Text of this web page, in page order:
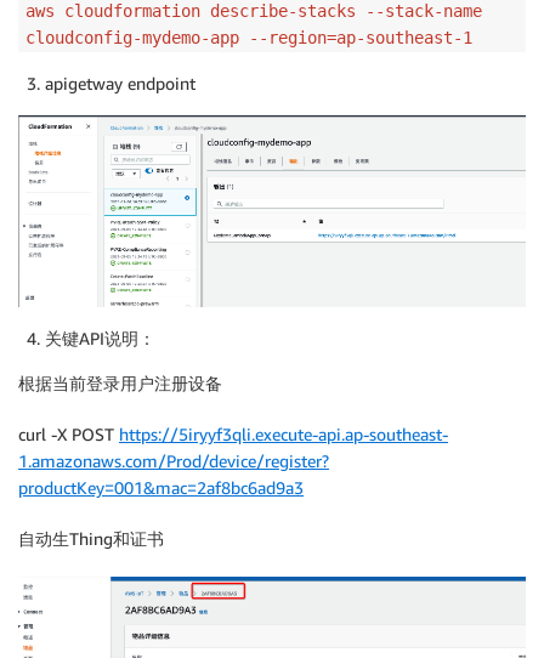
aws cloudformation describe-stacks --stack-name
cloudconfig-mydemo-app --region=ap-southeast-1
apigetway endpoint
关键API说明：
根据当前登录用户注册设备
curl -X POST https://5iryyf3qli.execute-api.ap-southeast-
1.amazonaws.com/Prod/device/register?
productKey=001&mac=2af8bc6ad9a3
自动生Thing和证书